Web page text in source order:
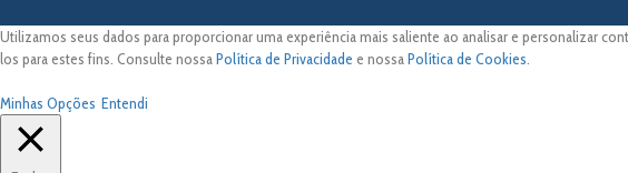
Utilizamos seus dados para proporcionar uma experiência mais saliente ao analisar e personalizar
los para estes fins. Consulte nossaPolítica de Privacidade e nossaPolítica de Cookies.
Minhas Opções Entendi